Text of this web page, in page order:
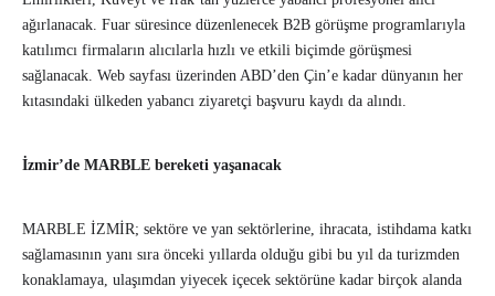
ağırlanacak. Fuar süresince düzenlenecek B2B görüşme programlarıyla
katılımcı firmaların alıcılarla hızlı ve etkili biçimde görüşmesi
sağlanacak. Web sayfası üzerinden ABD’den Çin’e kadar dünyanın her
kıtasındaki ülkeden yabancı ziyaretçi başvuru kaydı da alındı.
İzmir’de MARBLE bereketi yaşanacak
MARBLE İZMİR; sektöre ve yan sektörlerine, ihracata, istihdama katkı
sağlamasının yanı sıra önceki yıllarda olduğu gibi bu yıl da turizmden
konaklamaya, ulaşımdan yiyecek içecek sektörüne kadar birçok alanda